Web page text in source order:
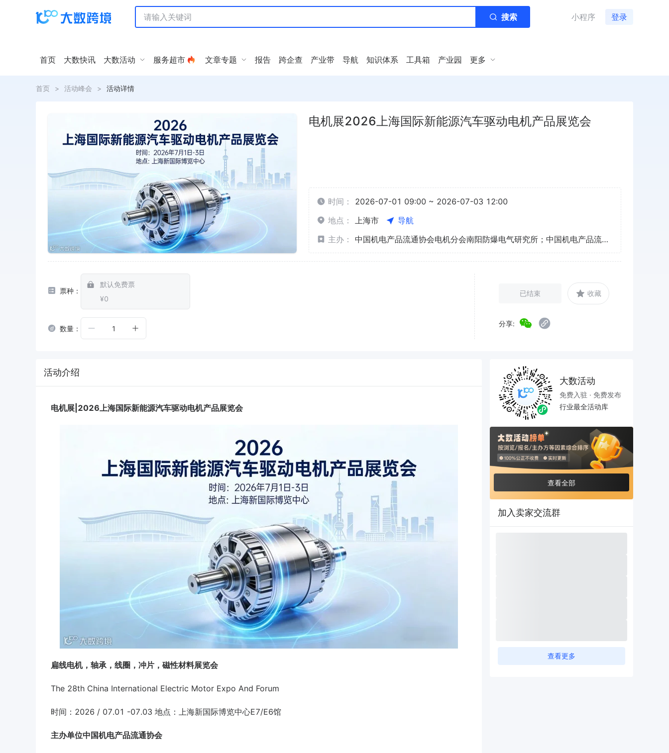
搜索 小程序 登录
首页 大数快讯 大数活动 服务超市 文章专题 报告 跨企查 产业带 导航 知识体系 工具箱 产业园 更多
首页 > 活动峰会 > 活动详情
电机展2026上海国际新能源汽车驱动电机产品展览会
时间：
2026-07-01 09:00 ~ 2026-07-03 12:00
地点：
上海市
导航
主办：
中国机电产品流通协会电机分会南阳防爆电气研究所；中国机电产品流通协会轴承专业委员会；中国机电产品流通协会机床分会；中国工业节能与清洁生产协会绿色电机系统专委会
票种：
默认免费票
¥0
数量： 1
已结束 收藏
分享:
活动介绍
电机展|2026上海国际新能源汽车驱动电机产品展览会
扁线电机，轴承，线圈，冲片，磁性材料展览会
The 28th China International Electric Motor Expo And Forum
时间：2026 / 07.01 -07.03 地点：上海新国际博览中心E7/E6馆
主办单位中国机电产品流通协会
大数活动
免费入驻 · 免费发布
行业最全活动库
查看全部
加入卖家交流群
查看更多